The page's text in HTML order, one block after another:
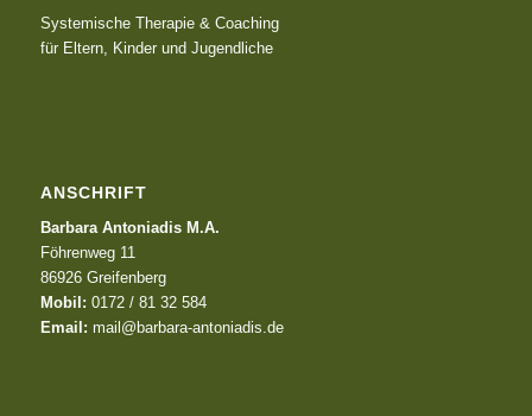
Systemische Therapie & Coaching
für Eltern, Kinder und Jugendliche
ANSCHRIFT
Barbara Antoniadis M.A.
Föhrenweg 11
86926 Greifenberg
Mobil: 0172 / 81 32 584
Email: mail@barbara-antoniadis.de